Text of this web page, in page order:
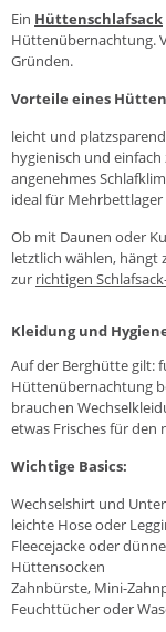
Ein Hüttenschlafsack
Hüttenübernachtung.
Gründen.
Vorteile eines
leicht und platzsparend
hygienisch und einfach
angenehmes
ideal für Mehrbettlager
Ob mit Daunen oder
letztlich wählen, hängt
zur richtigen
Kleidung und
Auf der Berghütte gilt:
Hüttenübernachtung
brauchen
etwas Frisches für den
Wichtige Basics:
Wechselshirt und
leichte Hose oder
Fleecejacke oder dünne
Hüttensocken
Zahnbürste, Mini-
Feuchttücher oder